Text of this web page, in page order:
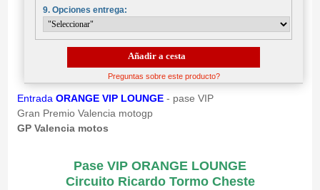
9. Opciones entrega:
Preguntas sobre este producto?
Entrada ORANGE VIP LOUNGE - pase VIP
Gran Premio Valencia motogp
GP Valencia motos
Pase VIP ORANGE LOUNGE
Circuito Ricardo Tormo Cheste